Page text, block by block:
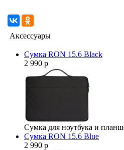
Аксессуары
Сумка RON 15.6 Black
2 990 р
Сумка для ноутбука и
Сумка RON 15.6 Blue
2 990 р